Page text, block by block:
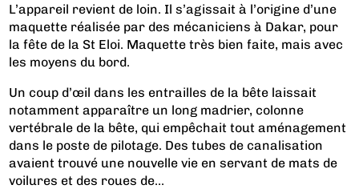
L’appareil revient de loin. Il s’agissait à l’origine d’une
maquette réalisée par des mécaniciens à Dakar, pour
la fête de la St Eloi. Maquette très bien faite, mais avec
les moyens du bord.
Un coup d’œil dans les entrailles de la bête laissait
notamment apparaître un long madrier, colonne
vertébrale de la bête, qui empêchait tout aménagement
dans le poste de pilotage. Des tubes de canalisation
avaient trouvé une nouvelle vie en servant de mats de
voilures et des roues de...